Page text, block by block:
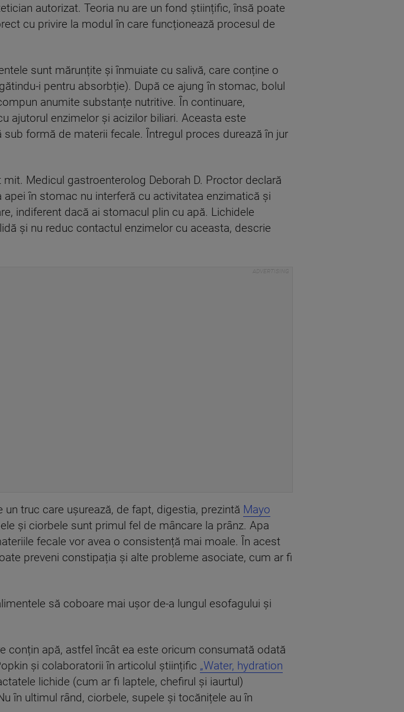
autorizat. Teoria nu are un fond științific, însă poate
cu privire la modul în care funcționează procesul de
sunt mărunțite și înmuiate cu salivă, care conține o
i pentru absorbție). După ce ajung în stomac, bolul
anumite substanțe nutritive. În continuare,
ajutorul enzimelor și acizilor biliari. Aceasta este
formă de materii fecale. Întregul proces durează în jur
Medicul gastroenterolog Deborah D. Proctor declară
în stomac nu interferă cu activitatea enzimatică și
indiferent dacă ai stomacul plin cu apă. Lichidele
și nu reduc contactul enzimelor cu aceasta, descrie
truc care ușurează, de fapt, digestia, prezintă Mayo
și ciorbele sunt primul fel de mâncare la prânz. Apa
fecale vor avea o consistență mai moale. În acest
preveni constipația și alte probleme asociate, cum ar fi
să coboare mai ușor de-a lungul esofagului și
conțin apă, astfel încât ea este oricum consumată odată
și colaboratorii în articolul științific „Water, hydration
lichide (cum ar fi laptele, chefirul și iaurtul)
în ultimul rând, ciorbele, supele și tocănițele au în